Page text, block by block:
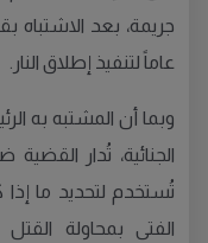
عاماً لتنفيذ إطلاق النار.
وبما أن المشتبه به
تُستخدم لتحديد ما إذا
الفتى بمحاولة